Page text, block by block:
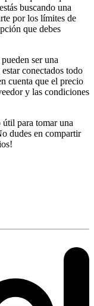
buscando una
por los límites de
que debes
ser una
conectados todo
cuenta que el precio
y las condiciones
útil para tomar una
dudes en compartir